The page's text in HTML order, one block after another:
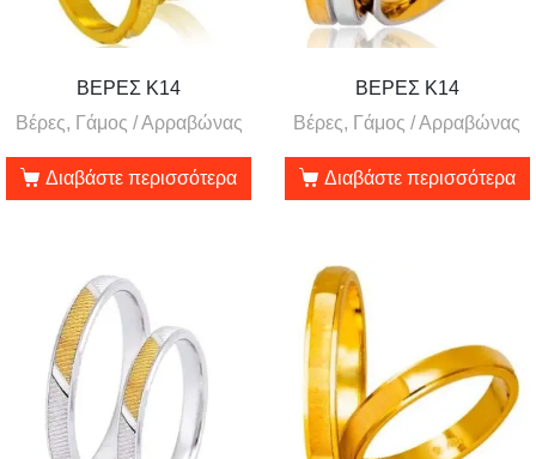
ΒΕΡΕΣ Κ14
Βέρες, Γάμος / Αρραβώνας
Διαβάστε περισσότερα
ΒΕΡΕΣ Κ14
Βέρες, Γάμος / Αρραβώνας
Διαβάστε περισσότερα